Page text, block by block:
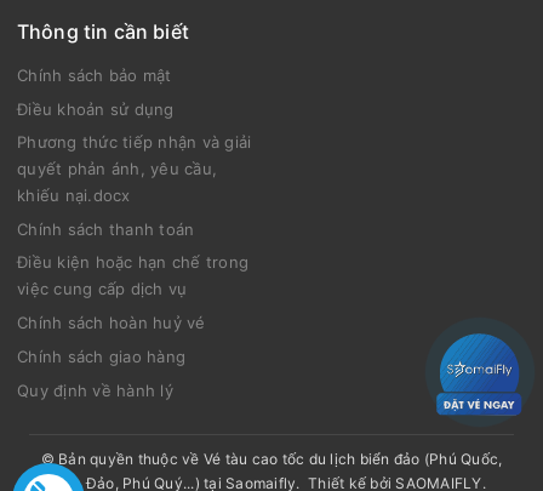
Thông tin cần biết
Chính sách bảo mật
Điều khoản sử dụng
Phương thức tiếp nhận và giải
quyết phản ánh, yêu cầu,
khiếu nại.docx
Chính sách thanh toán
Điều kiện hoặc hạn chế trong
việc cung cấp dịch vụ
Chính sách hoàn huỷ vé
Chính sách giao hàng
Quy định về hành lý
© Bản quyền thuộc về Vé tàu cao tốc du lịch biển đảo (Phú Quốc,
Côn Đảo, Phú Quý...) tại Saomaifly.Thiết kế bởi SAOMAIFLY.